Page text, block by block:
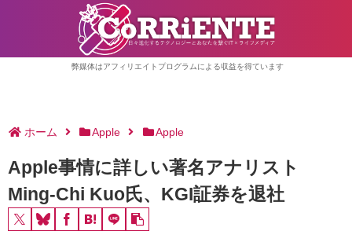
弊媒体はアフィリエイトプログラムによる収益を得ています
ホーム Apple Apple
Apple事情に詳しい著名アナリスト
Ming-Chi Kuo氏、KGI証券を退社